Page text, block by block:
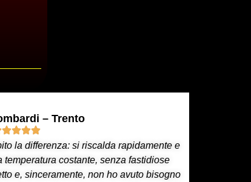
– Trento
la differenza: si riscalda rapidamente e
costante, senza fastidiose
e, sinceramente, non ho avuto bisogno